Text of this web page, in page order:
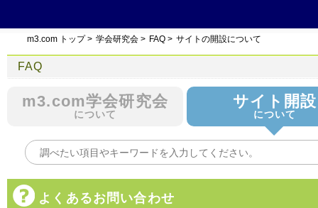
m3.com トップ> 学会研究会 > FAQ > サイトの開設について
FAQ
m3.com学会研究会
について
サイト開設
について
よくあるお問い合わせ